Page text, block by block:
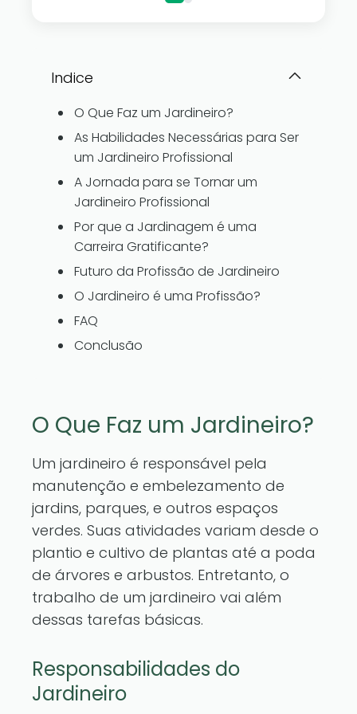
Indice
O Que Faz um Jardineiro?
As Habilidades Necessárias para Ser
um Jardineiro Profissional
A Jornada para se Tornar um
Jardineiro Profissional
Por que a Jardinagem é uma
Carreira Gratificante?
Futuro da Profissão de Jardineiro
O Jardineiro é uma Profissão?
FAQ
Conclusão
O Que Faz um Jardineiro?
Um jardineiro é responsável pela
manutenção e embelezamento de
jardins, parques, e outros espaços
verdes. Suas atividades variam desde o
plantio e cultivo de plantas até a poda
de árvores e arbustos. Entretanto, o
trabalho de um jardineiro vai além
dessas tarefas básicas.
Responsabilidades do
Jardineiro